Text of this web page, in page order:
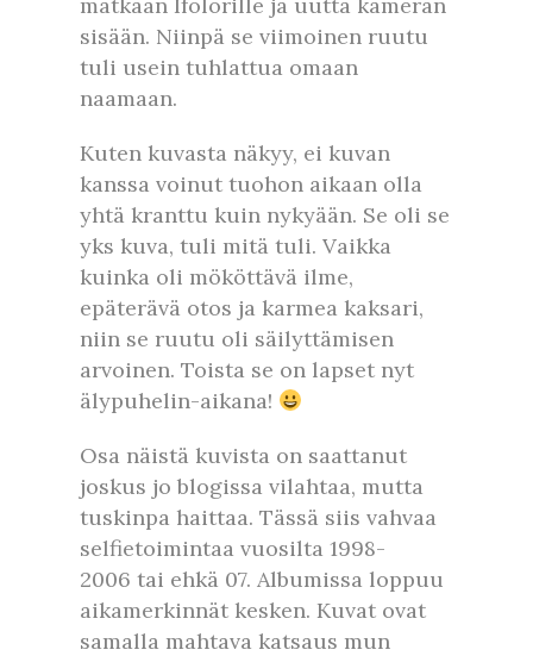
sisään. Niinpä se viimoinen ruutu
tuli usein tuhlattua omaan
naamaan.
Kuten kuvasta näkyy, ei kuvan
kanssa voinut tuohon aikaan olla
yhtä kranttu kuin nykyään. Se oli se
yks kuva, tuli mitä tuli. Vaikka
kuinka oli mököttävä ilme,
epäterävä otos ja karmea kaksari,
niin se ruutu oli säilyttämisen
arvoinen. Toista se on lapset nyt
älypuhelin-aikana!
Osa näistä kuvista on saattanut
joskus jo blogissa vilahtaa, mutta
tuskinpa haittaa. Tässä siis vahvaa
selfietoimintaa vuosilta 1998-
2006 tai ehkä 07. Albumissa loppuu
aikamerkinnät kesken. Kuvat ovat
samalla mahtava katsaus mun